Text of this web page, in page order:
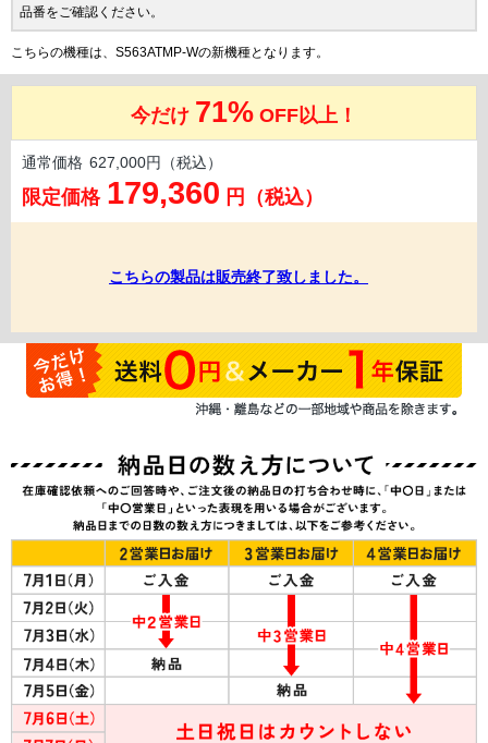
品番をご確認ください。
こちらの機種は、S563ATMP-Wの新機種となります。
今だけ 71% OFF以上！
通常価格 627,000円（税込）
限定価格 179,360 円（税込）
こちらの製品は販売終了致しました。